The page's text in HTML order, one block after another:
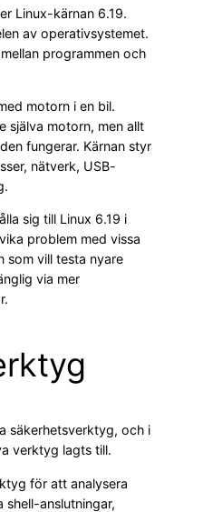
Linux-kärnan 6.19.
av operativsystemet.
programmen och
motorn i en bil.
själva motorn, men allt
fungerar. Kärnan styr
nätverk, USB-
sig till Linux 6.19 i
problem med vissa
som vill testa nyare
via mer
säkerhetsverktyg, och i
verktyg lagts till.
för att analysera
anslutningar,